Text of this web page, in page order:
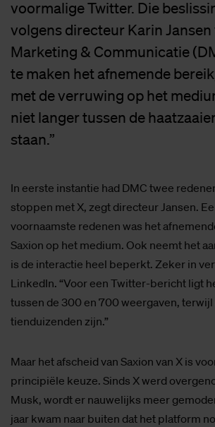
voormalige Twitter. Die
volgens directeur Karin Jansen
Marketing & Communicatie
te maken het afnemende
met de verruwing op het
niet langer tussen de
staan.”
In eerste instantie had DMC twee
stoppen met X, zegt directeur Jansen.
voornaamste redenen was het
Saxion op het medium. Ook neemt het
is de interactie heel beperkt. Zeker in
LinkedIn. “Voor een Twitter-bericht ligt
tussen de 300 en 700 weergaven,
tienduizenden zijn.”
Maar het afscheid van Saxion van X is
principiële keuze. Sinds X werd
Musk, wordt er nauwelijks meer
jaar kwam naar buiten dat het platform